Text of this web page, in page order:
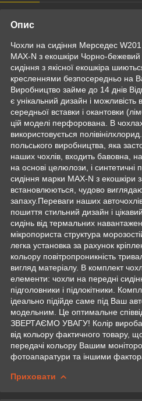
Опис
Чохли на сидіння Мерседес
MAX-N з екошкіри Чорно-бежевий
сидіння з якісної екошкіра
кресленнями безпосередньо на
Виробництво займе до 14 днів
є унікальний дизайн і
середньої вставки і окантовки
цій моделі перфорована. В
використовується
польського виробництва, яка
наших чохлів, входить бавовна,
на основі целюлози, і синтетичні
сидіння марки MAX-N з екошкіри
встановлюються, чудово
запаху.Переваги наших
пошиття стильний дизайн і
сидінь від термальних
мікропориста структура
легка установка за рахунок
кольору повітропроникність
вигляд матеріалу. В комплект
елементи: чохли на передні
підголовники і підлокітники.
ідеально підійде саме під Ваш
модельним. Це оптимальне
ЗВЕРТАЄМО УВАГУ! Колір вироба
від кольору фактичного товару,
передачі кольору Вашим
фотоапаратури та іншими
Приховати